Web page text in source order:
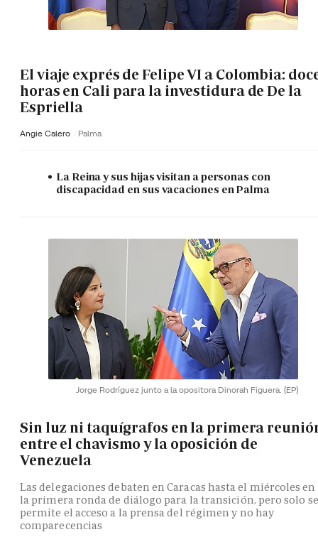
El viaje exprés de Felipe VI a Colombia:
horas en Cali para la investidura de De la
Espriella
Angie Calero Palma
La Reina y sus hijas visitan a personas con
discapacidad en sus vacaciones en Palma
Jorge Rodríguez junto a la opositora Dinorah Figuera. (EP)
Sin luz ni taquígrafos en la primera
entre el chavismo y la oposición de
Venezuela
Las delegaciones debaten en Caracas hasta el miércoles en
la primera ronda de diálogo para la transición, pero solo se
permite el acceso a la prensa del régimen y no hay
comparecencias